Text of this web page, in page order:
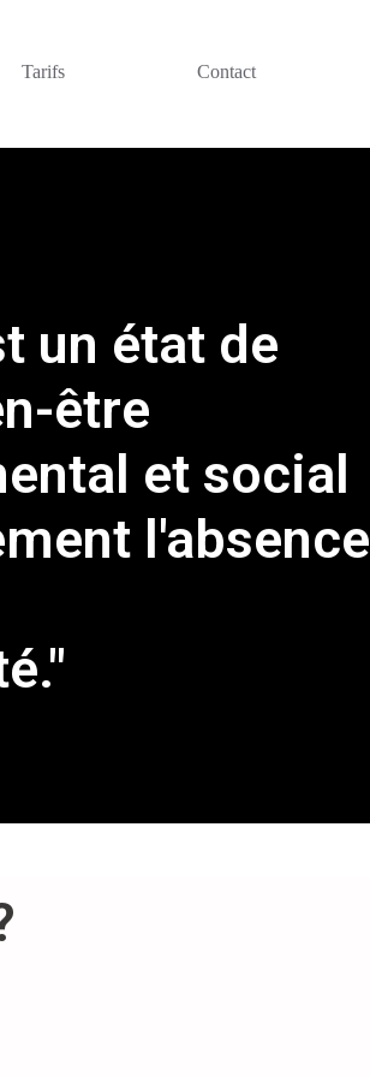
Tarifs Contact
un état de
être
et social
l'absence